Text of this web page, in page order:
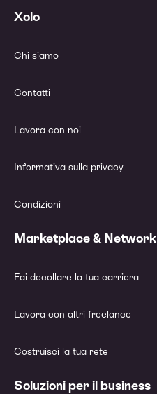
Xolo
Chi siamo
Contatti
Lavora con noi
Informativa sulla privacy
Condizioni
Marketplace & Network
Fai decollare la tua carriera
Lavora con altri freelance
Costruisci la tua rete
Soluzioni per il business